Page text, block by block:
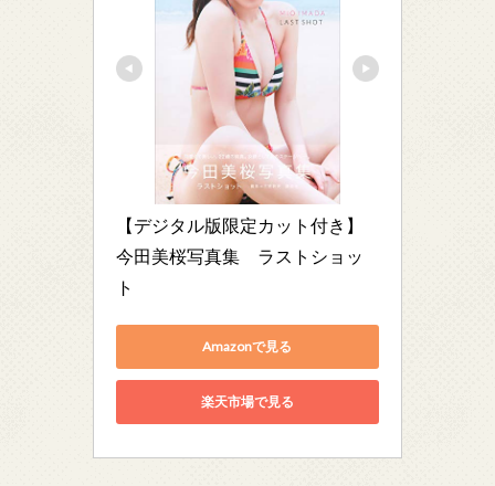
【デジタル版限定カット付き】
今田美桜写真集　ラストショッ
ト
Amazonで見る
楽天市場で見る